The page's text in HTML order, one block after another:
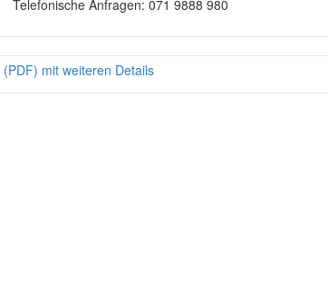
Telefonische Anfragen: 071 9888 980
mit weiteren Details